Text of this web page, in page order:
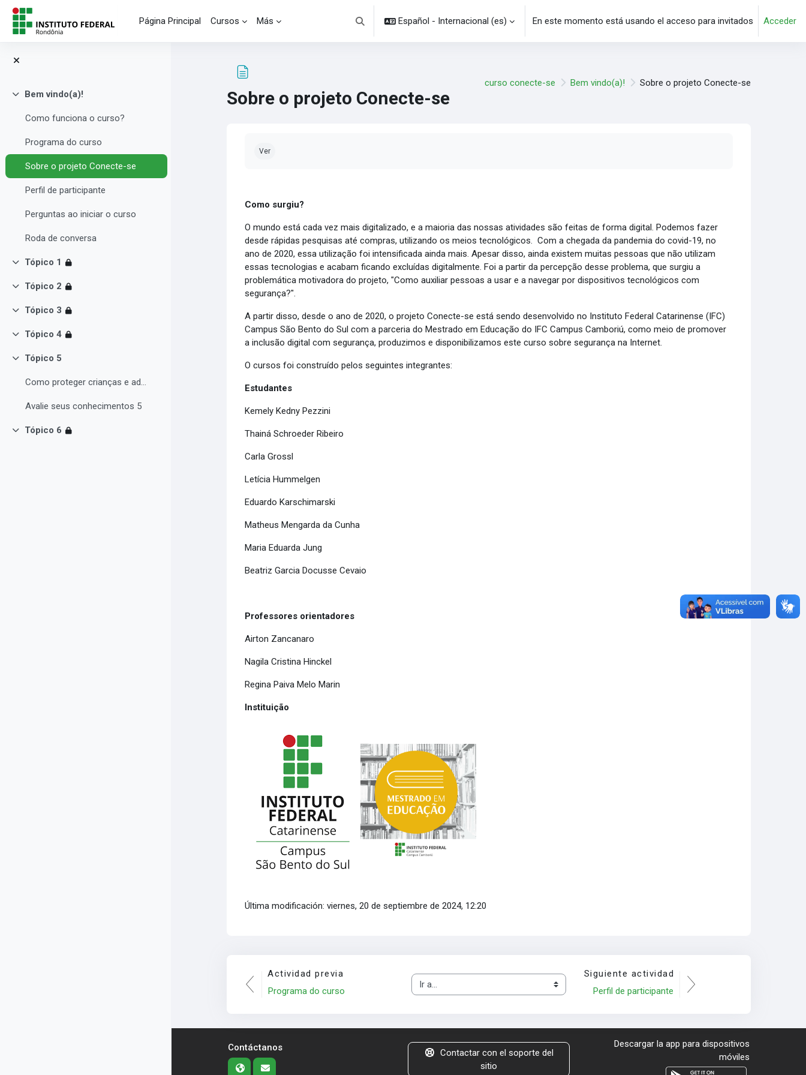
Salta al contenido principal
Página Principal
Cursos Más
Selector de búsqueda de entrada
Español - Internacional ‎(es)‎ En este momento está usando el acceso para invitados Acceder
Colapsar
Bem vindo(a)!
Como funciona o curso?
Programa do curso
Sobre o projeto Conecte-se
Perfil de participante
Perguntas ao iniciar o curso
Roda de conversa
Colapsar
Tópico 1
Colapsar
Tópico 2
Colapsar
Tópico 3
Colapsar
Tópico 4
Colapsar
Tópico 5
Como proteger crianças e adolescentes
Avalie seus conhecimentos 5
Colapsar
Tópico 6
Sobre o projeto Conecte-se
curso conecte-se Bem vindo(a)! Sobre o projeto Conecte-se
Ver
Como surgiu?
O mundo está cada vez mais digitalizado, e a maioria das nossas atividades são feitas de forma digital. Podemos fazer
desde rápidas pesquisas até compras, utilizando os meios tecnológicos. Com a chegada da pandemia do covid-19, no
ano de 2020, essa utilização foi intensificada ainda mais. Apesar disso, ainda existem muitas pessoas que não utilizam
essas tecnologias e acabam ficando excluídas digitalmente. Foi a partir da percepção desse problema, que surgiu a
problemática motivadora do projeto, "Como auxiliar pessoas a usar e a navegar por dispositivos tecnológicos com
segurança?".
A partir disso, desde o ano de 2020, o projeto Conecte-se está sendo desenvolvido no Instituto Federal Catarinense (IFC)
Campus São Bento do Sul com a parceria do Mestrado em Educação do IFC Campus Camboriú, como meio de promover
a inclusão digital com segurança, produzimos e disponibilizamos este curso sobre segurança na Internet.
O cursos foi construído pelos seguintes integrantes:
Estudantes
Kemely Kedny Pezzini
Thainá Schroeder Ribeiro
Carla Grossl
Letícia Hummelgen
Eduardo Karschimarski
Matheus Mengarda da Cunha
Maria Eduarda Jung
Beatriz Garcia Docusse Cevaio
Professores orientadores
Airton Zancanaro
Nagila Cristina Hinckel
Regina Paiva Melo Marin
Instituição
Última modificación: viernes, 20 de septiembre de 2024, 12:20
Actividad previa
Programa do curso
Ir a...
Siguiente actividad
Perfil de participante
Contáctanos
Contactar con el soporte del
sitio
Descargar la app para dispositivos
móviles